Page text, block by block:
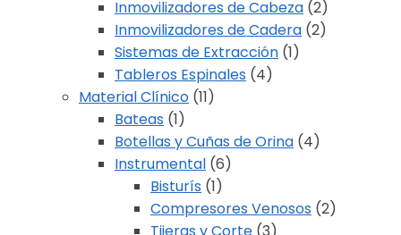
Inmovilizadores de Cabeza (2)
Inmovilizadores de Cadera (2)
Sistemas de Extracción (1)
Tableros Espinales (4)
Material Clínico (11)
Bateas (1)
Botellas y Cuñas de Orina (4)
Instrumental (6)
Bisturís (1)
Compresores Venosos (2)